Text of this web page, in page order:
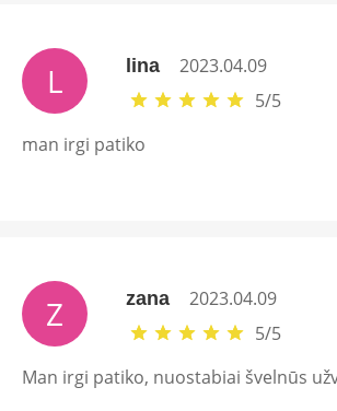
L lina
2023.04.09
5/5
man irgi patiko
Z zana
2023.04.09
5/5
Man irgi patiko, nuostabiai švelnūs